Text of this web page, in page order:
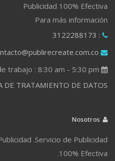
Publicidad 100% Efectiva
Para más información
: 3122288173
DE TRATAMIENTO DE DATOS
.Servicio de Publicidad
100% Efectiva.